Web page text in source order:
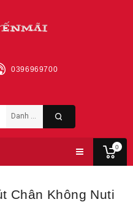
0
0396969700
Chân Không Nuti